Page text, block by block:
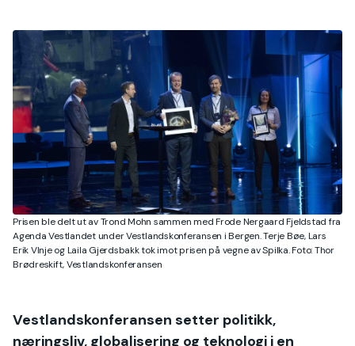
Prisen ble delt ut av Trond Mohn sammen med Frode Nergaard Fjeldstad fra
Agenda Vestlandet under Vestlandskonferansen i Bergen. Terje Bøe, Lars
Erik VInje og Laila Gjerdsbakk tok imot prisen på vegne av Spilka. Foto: Thor
Brødreskift, Vestlandskonferansen
Vestlandskonferansen setter politikk,
næringsliv, globalisering og teknologi i en